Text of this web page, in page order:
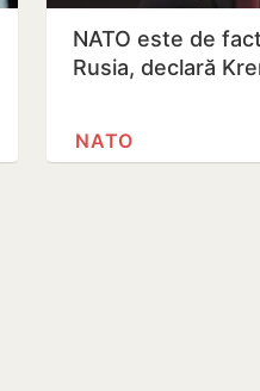
NATO este de
Rusia, declară
NATO